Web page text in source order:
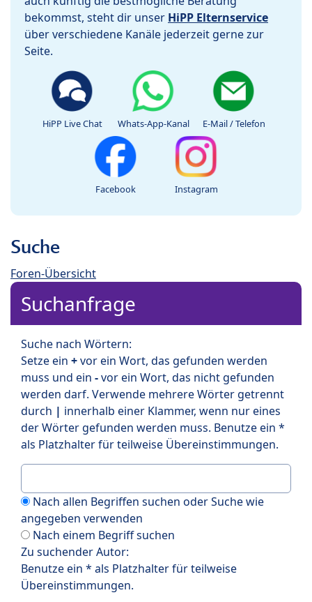
bekommst, steht dir unser HiPP Elternservice
über verschiedene Kanäle jederzeit gerne zur
Seite.
HiPP Live Chat Whats-App-Kanal E-Mail / Telefon
Facebook Instagram
Suche
Foren-Übersicht
Suchanfrage
Suche nach Wörtern:
Setze ein +vor ein Wort, das gefunden werden
muss und ein -vor ein Wort, das nicht gefunden
werden darf. Verwende mehrere Wörter getrennt
durch | innerhalb einer Klammer, wenn nur eines
der Wörter gefunden werden muss. Benutze ein *
als Platzhalter für teilweise Übereinstimmungen.
Nach allen Begriffen suchen oder Suche wie
angegeben verwenden
Nach einem Begriff suchen
Zu suchender Autor:
Benutze ein * als Platzhalter für teilweise
Übereinstimmungen.